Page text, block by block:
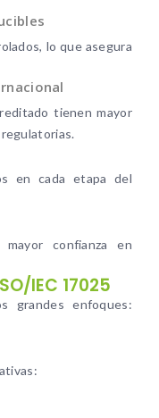
lo que asegura
tienen mayor
en cada etapa del
confianza en
IEC 17025
grandes enfoques: